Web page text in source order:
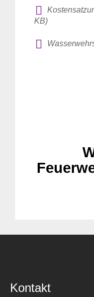
KB)
Kontakt